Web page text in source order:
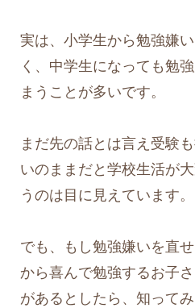
実は、小学生から勉強嫌
く、中学生になっても勉
まうことが多いです。
まだ先の話とは言え受験
いのままだと学校生活が
うのは目に見えています。
でも、もし勉強嫌いを直
から喜んで勉強するお子
があるとしたら、知って